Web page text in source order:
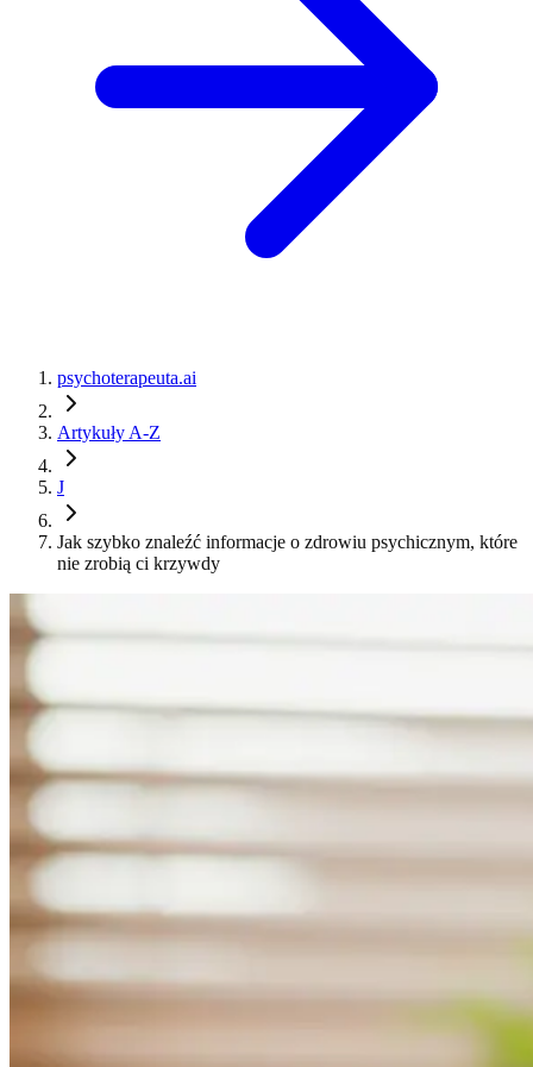
psychoterapeuta.ai
Artykuły A-Z
J
Jak szybko znaleźć informacje o zdrowiu psychicznym, które
nie zrobią ci krzywdy